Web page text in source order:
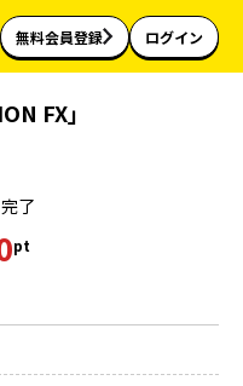
無料会員登録 ログイン
FX」
了
pt